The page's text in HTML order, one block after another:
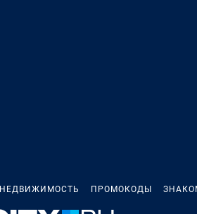
НЕДВИЖИМОСТЬ ПРОМОКОДЫ